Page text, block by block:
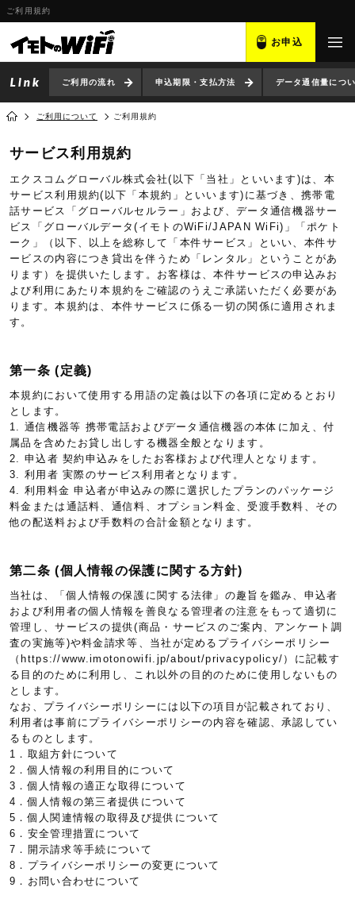
ご利用規約
お申込
ご利用の流れ 申込期限・支払方法 データ通信量につ
ご利用について ご利用規約
サービス利用規約
エクスコムグローバル株式会社(以下「当社」といいます)は、本
サービス利用規約(以下「本規約」といいます)に基づき、携帯電
話サービス「グローバルセルラー」および、データ通信機器サー
ビス「グローバルデータ(イモトのWiFi/JAPAN WiFi)」「ポケト
ーク」（以下、以上を総称して「本件サービス」といい、本件サ
ービスの内容につき貸出を伴うため「レンタル」ということがあ
ります）を提供いたします。お客様は、本件サービスの申込みお
よび利用にあたり本規約をご確認のうえご承諾いただく必要があ
ります。本規約は、本件サービスに係る一切の関係に適用されま
す。
第一条 (定義)
本規約において使用する用語の定義は以下の各項に定めるとおり
とします。
1. 通信機器等 携帯電話およびデータ通信機器の本体に加え、付
属品を含めたお貸し出しする機器全般となります。
2. 申込者 契約申込みをしたお客様および代理人となります。
3. 利用者 実際のサービス利用者となります。
4. 利用料金 申込者が申込みの際に選択したプランのパッケージ
料金または通話料、通信料、オプション料金、受渡手数料、その
他の配送料および手数料の合計金額となります。
第二条 (個人情報の保護に関する方針)
当社は、「個人情報の保護に関する法律」の趣旨を鑑み、申込者
および利用者の個人情報を善良なる管理者の注意をもって適切に
管理し、サービスの提供(商品・サービスのご案内、アンケート調
査の実施等)や料金請求等、当社が定めるプライバシーポリシー
（https://www.imotonowifi.jp/about/privacypolicy/）に記載す
る目的のために利用し、これ以外の目的のために使用しないもの
とします。
なお、プライバシーポリシーには以下の項目が記載されており、
利用者は事前にプライバシーポリシーの内容を確認、承認してい
るものとします。
1．取組方針について
2．個人情報の利用目的について
3．個人情報の適正な取得について
4．個人情報の第三者提供について
5．個人関連情報の取得及び提供について
6．安全管理措置について
7．開示請求等手続について
8．プライバシーポリシーの変更について
9．お問い合わせについて